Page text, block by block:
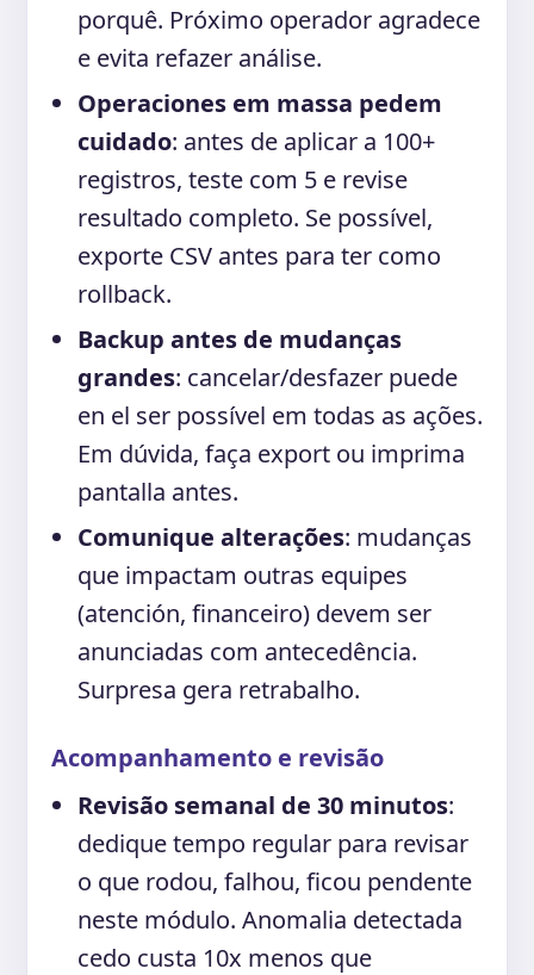
porquê. Próximo operador agradece
e evita refazer análise.
Operaciones em massa pedem
cuidado: antes de aplicar a 100+
registros, teste com 5 e revise
resultado completo. Se possível,
exporte CSV antes para ter como
rollback.
Backup antes de mudanças
grandes: cancelar/desfazer puede
en el ser possível em todas as ações.
Em dúvida, faça export ou imprima
pantalla antes.
Comunique alterações: mudanças
que impactam outras equipes
(atención, financeiro) devem ser
anunciadas com antecedência.
Surpresa gera retrabalho.
Acompanhamento e revisão
Revisão semanal de 30 minutos:
dedique tempo regular para revisar
o que rodou, falhou, ficou pendente
neste módulo. Anomalia detectada
cedo custa 10x menos que